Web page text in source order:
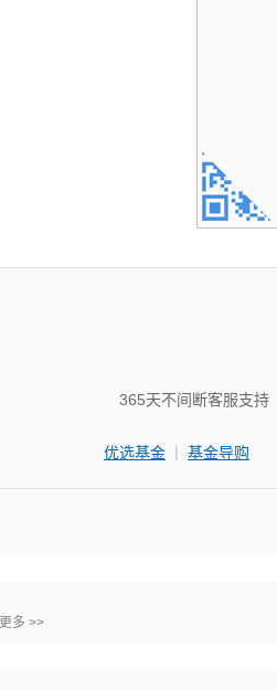
365天不间断客服支持
优选基金 | 基金导购
更多 >>